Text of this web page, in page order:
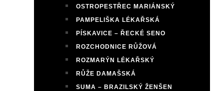
OSTROPESTŘEC MARIÁNSKÝ
PAMPELIŠKA LÉKAŘSKÁ
PÍSKAVICE – ŘECKÉ SENO
ROZCHODNICE RŮŽOVÁ
ROZMARÝN LÉKAŘSKÝ
RŮŽE DAMAŠSKÁ
SUMA – BRAZILSKÝ ŽENŠEN